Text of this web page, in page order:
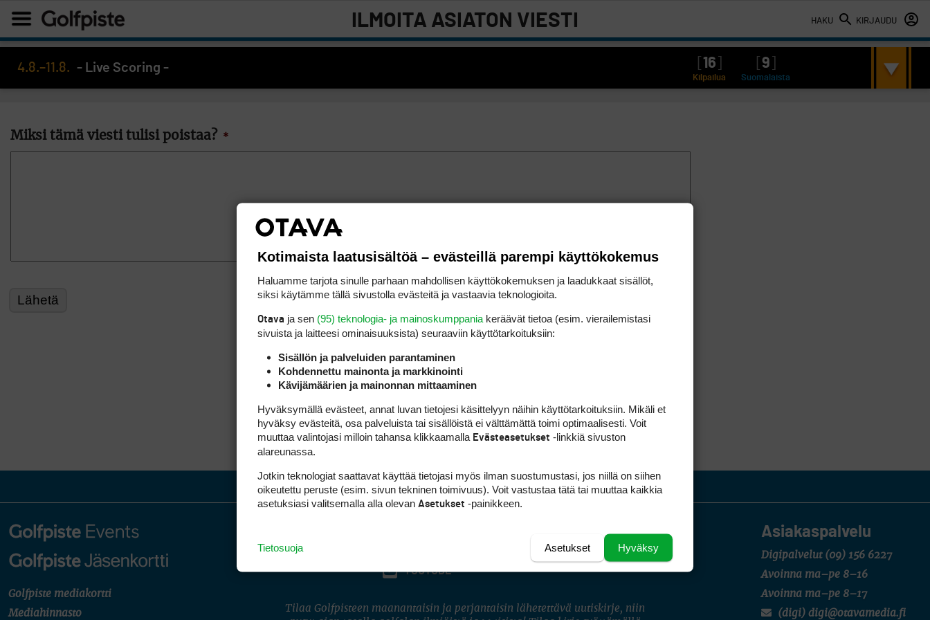
HAKU KIRJAUDU
ILMOITA ASIATON VIESTI
4.8.–11.8. - Live Scoring - 16 9
Kilpailua Suomalaista
Miksi tämä viesti tulisi poistaa? *
Golfpiste mediakortti
Mediahinnasto
Asiakaspalvelu
Digipalvelut (09) 156 6227
Avoinna ma–pe 8–16
Avoinna ma–pe 8–17
(digi) digi@otavamedia.fi
INSTAGRAM
YOUTUBE
Tilaa Golfpisteen maanantaisin ja perjantaisin lähetettävä uutiskirje, niin
Kotimaista laatusisältöä – evästeillä parempi käyttökokemus
Haluamme tarjota sinulle parhaan mahdollisen käyttökokemuksen ja laadukkaat sisällöt,
siksi käytämme tällä sivustolla evästeitä ja vastaavia teknologioita.
Otava ja sen (95) teknologia- ja mainoskumppania keräävät tietoa (esim. vierailemis­tasi
sivuista ja laitteesi ominaisuuk­sista) seuraaviin käyttötarkoituksiin:
Sisällön ja palveluiden parantaminen
Kohdennettu mainonta ja markkinointi
Kävijämäärien ja mainonnan mittaaminen
Hyväksymällä evästeet, annat luvan tietojesi käsittelyyn näihin käyttötarkoituksiin. Mikäli et
hyväksy evästeitä, osa palveluista tai sisällöistä ei välttämättä toimi optimaalisesti. Voit
muuttaa valintojasi milloin tahansa klikkaamalla Evästeasetukset -linkkiä sivuston
alareunassa.
Jotkin teknologiat saattavat käyttää tietojasi myös ilman suostumustasi, jos niillä on siihen
oikeutettu peruste (esim. sivun tekninen toimivuus). Voit vastustaa tätä tai muuttaa kaikkia
asetuksiasi valitsemalla alla olevan Asetukset -painikkeen.
Hyväksy
Asetukset
Tietosuoja